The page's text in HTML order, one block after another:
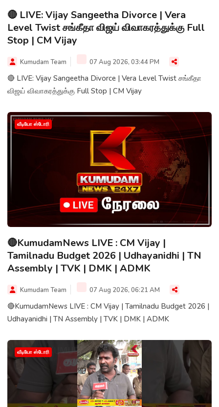
🔴 LIVE: Vijay Sangeetha Divorce | Vera
Level Twist சங்கீதா விஜய் விவாகரத்துக்கு Full
Stop | CM Vijay
Kumudam Team 07 Aug 2026, 03:44 PM
🔴 LIVE: Vijay Sangeetha Divorce | Vera Level Twist சங்கீதா
விஜய் விவாகரத்துக்கு Full Stop | CM Vijay
வீடியோ ஸ்டோரி
🔴KumudamNews LIVE : CM Vijay |
Tamilnadu Budget 2026 | Udhayanidhi | TN
Assembly | TVK | DMK | ADMK
Kumudam Team 07 Aug 2026, 06:21 AM
🔴KumudamNews LIVE : CM Vijay | Tamilnadu Budget 2026 |
Udhayanidhi | TN Assembly | TVK | DMK | ADMK
வீடியோ ஸ்டோரி